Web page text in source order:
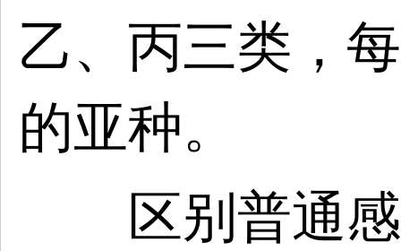
乙、丙三类，
的亚种。
区别普通感